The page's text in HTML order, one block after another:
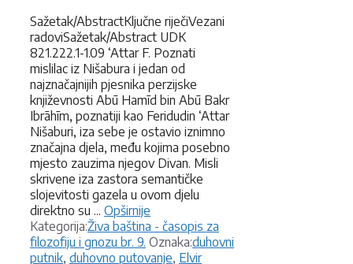
Sažetak/AbstractKljučne riječiVezani
radoviSažetak/Abstract UDK
821.222.1-1.09 ‘Attar F. Poznati
mislilac iz Nišabura i jedan od
najznačajnijih pjesnika perzijske
književnosti Abū Hamīd bin Abū Bakr
Ibrāhīm, poznatiji kao Feridudin ‘Attar
Nišaburi, iza sebe je ostavio iznimno
značajna djela, među kojima posebno
mjesto zauzima njegov Divan. Misli
skrivene iza zastora semantičke
slojevitosti gazela u ovom djelu
direktno su ... Opširnije
Kategorija:Kategorije
Živa baština - časopis za
filozofiju i gnozu br. 9. Oznaka:Oznake
duhovni
putnik, duhovno putovanje, Elvir